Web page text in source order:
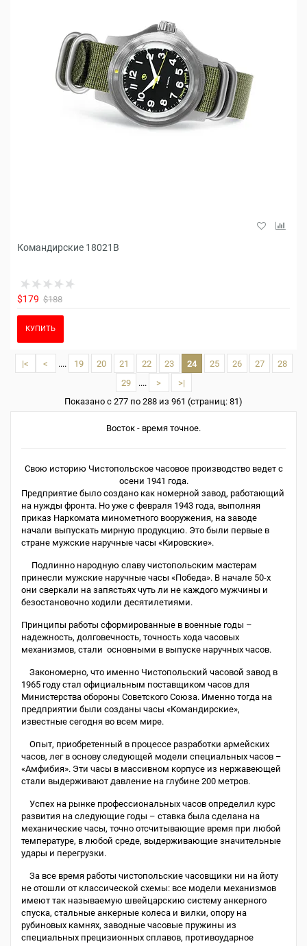
Командирские 18021B
$179 $188
КУПИТЬ
|< < .... 19 20 21 22 23 24 25 26 27
28
29
.... >
>|
Показано с 277 по 288 из 961 (страниц: 81)
Восток - время точное.
Свою историю Чистопольское часовое производство ведет с
осени 1941 года.
Предприятие было создано как номерной завод, работающий
на нужды фронта. Но уже с февраля 1943 года, выполняя
приказ Наркомата минометного вооружения, на заводе
начали выпускать мирную продукцию. Это были первые в
стране мужские наручные часы «Кировские».
Подлинно народную славу чистопольским мастерам
принесли мужские наручные часы «Победа». В начале 50-х
они сверкали на запястьях чуть ли не каждого мужчины и
безостановочно ходили десятилетиями.
Принципы работы сформированные в военные годы –
надежность, долговечность, точность хода часовых
механизмов, стали основными в выпуске наручных часов.
Закономерно, что именно Чистопольский часовой завод в
1965 году стал официальным поставщиком часов для
Министерства обороны Советского Союза. Именно тогда на
предприятии были созданы часы «Командирские»,
известные сегодня во всем мире.
Опыт, приобретенный в процессе разработки армейских
часов, лег в основу следующей модели специальных часов –
«Амфибия». Эти часы в массивном корпусе из нержавеющей
стали выдерживают давление на глубине 200 метров.
Успех на рынке профессиональных часов определил курс
развития на следующие годы – ставка была сделана на
механические часы, точно отсчитывающие время при любой
температуре, в любой среде, выдерживающие значительные
удары и перегрузки.
За все время работы чистопольские часовщики ни на йоту
не отошли от классической схемы: все модели механизмов
имеют так называемую швейцарскию систему анкерного
спуска, стальные анкерные колеса и вилки, опору на
рубиновых камнях, заводные часовые пружины из
специальных прецизионных сплавов, противоударное